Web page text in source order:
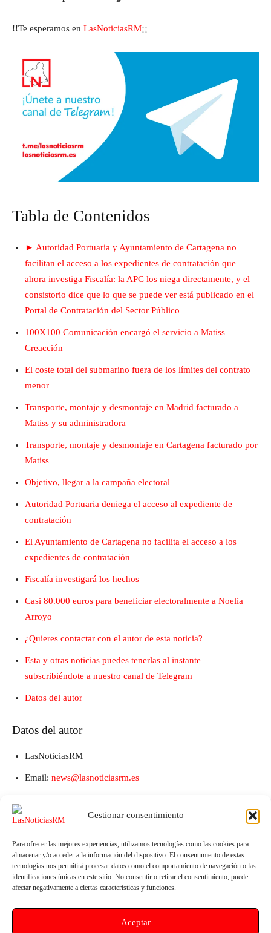
Gestionar consentimiento
Para ofrecer las mejores experiencias, utilizamos tecnologías como las cookies para
almacenar y/o acceder a la información del dispositivo. El consentimiento de estas
tecnologías nos permitirá procesar datos como el comportamiento de navegación o las
identificaciones únicas en este sitio. No consentir o retirar el consentimiento, puede
afectar negativamente a ciertas características y funciones.
Aceptar
!!Te esperamos en LasNoticiasRM¡¡
Tabla de Contenidos
► Autoridad Portuaria y Ayuntamiento de Cartagena no
facilitan el acceso a los expedientes de contratación que
ahora investiga Fiscalía: la APC los niega directamente, y el
consistorio dice que lo que se puede ver está publicado en el
Portal de Contratación del Sector Público
100X100 Comunicación encargó el servicio a Matiss
Creacción
El coste total del submarino fuera de los límites del contrato
menor
Transporte, montaje y desmontaje en Madrid facturado a
Matiss y su administradora
Transporte, montaje y desmontaje en Cartagena facturado por
Matiss
Objetivo, llegar a la campaña electoral
Autoridad Portuaria deniega el acceso al expediente de
contratación
El Ayuntamiento de Cartagena no facilita el acceso a los
expedientes de contratación
Fiscalía investigará los hechos
Casi 80.000 euros para beneficiar electoralmente a Noelia
Arroyo
¿Quieres contactar con el autor de esta noticia?
Esta y otras noticias puedes tenerlas al instante
subscribiéndote a nuestro canal de Telegram
Datos del autor
Datos del autor
LasNoticiasRM
Email: news@lasnoticiasrm.es